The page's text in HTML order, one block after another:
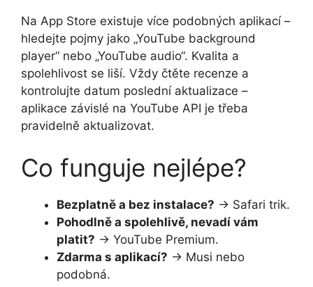
Na App Store existuje více podobných aplikací –
hledejte pojmy jako „YouTube background
player“ nebo „YouTube audio“. Kvalita a
spolehlivost se liší. Vždy čtěte recenze a
kontrolujte datum poslední aktualizace –
aplikace závislé na YouTube API je třeba
pravidelně aktualizovat.
Co funguje nejlépe?
Bezplatně a bez instalace? → Safari trik.
Pohodlně a spolehlivě, nevadí vám
platit? → YouTube Premium.
Zdarma s aplikací? → Musi nebo
podobná.